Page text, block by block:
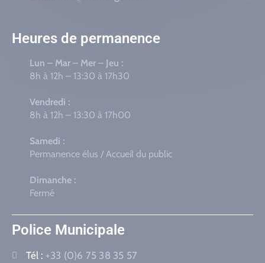
Heures de permanence
Lun – Mar – Mer – Jeu :
8h à 12h – 13:30 à 17h30
Vendredi :
8h à 12h – 13:30 à 17h00
Samedi :
Permanence élus / Accueil du public
Dimanche :
Fermé
Police Municipale
Tél : +33 (0)6 75 38 35 57